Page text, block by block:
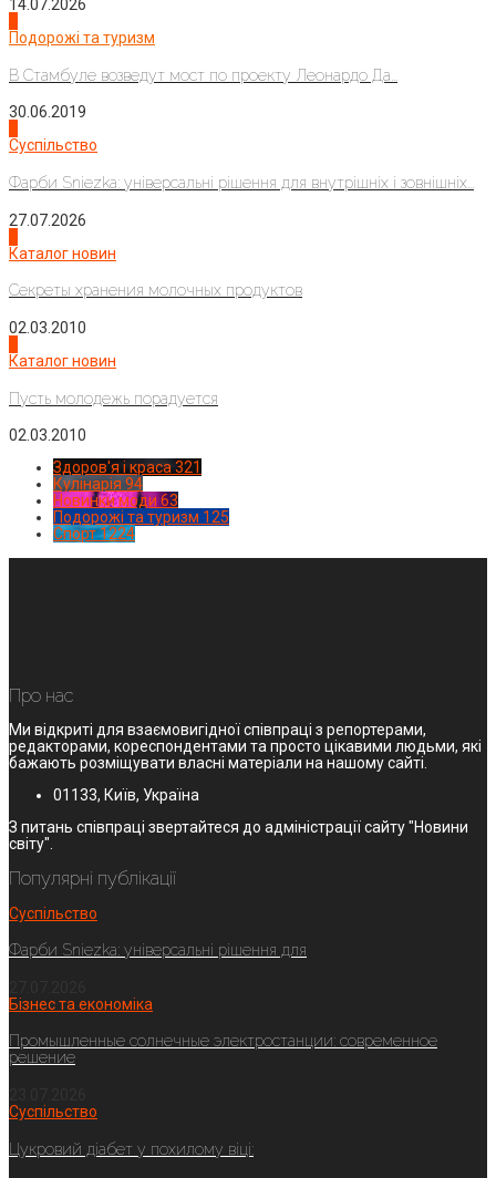
14.07.2026
Подорожі та туризм
В Стамбуле возведут мост по проекту Леонардо Да...
30.06.2019
Суспільство
Фарби Sniezka: універсальні рішення для внутрішніх і зовнішніх...
27.07.2026
Каталог новин
Секреты хранения молочных продуктов
02.03.2010
Каталог новин
Пусть молодежь порадуется
02.03.2010
Здоров'я і краса 321
Кулінарія 94
Новинки моди 63
Подорожі та туризм 125
Спорт1224
Про нас
Ми відкриті для взаємовигідної співпраці з репортерами,
редакторами, кореспондентами та просто цікавими людьми, які
бажають розміщувати власні матеріали на нашому сайті.
01133, Київ, Україна
З питань співпраці звертайтеся до адміністрації сайту "Новини
світу".
Популярні публікації
Суспільство
Фарби Sniezka: універсальні рішення для
Бізнес та економіка
Промышленные солнечные электростанции: современное
решение
Суспільство
Цукровий діабет у похилому віці: